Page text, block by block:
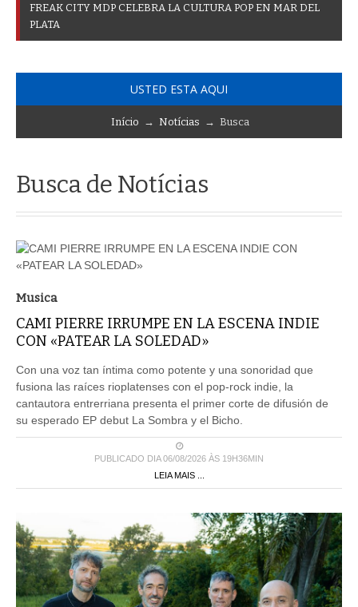
FREAK CITY MDP CELEBRA LA CULTURA POP EN MAR DEL
PLATA
USTED ESTA AQUI
Início → Notícias → Busca
Busca de Notícias
Musica
CAMI PIERRE IRRUMPE EN LA ESCENA INDIE
CON «PATEAR LA SOLEDAD»
Con una voz tan íntima como potente y una sonoridad que
fusiona las raíces rioplatenses con el pop-rock indie, la
cantautora entrerriana presenta el primer corte de difusión de
su esperado EP debut La Sombra y el Bicho.
PUBLICADO DIA 06/08/2026 ÀS 19H36MIN
LEIA MAIS ...